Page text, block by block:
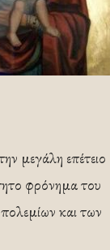
μεγάλη επέτειο
φρόνημα του
και των